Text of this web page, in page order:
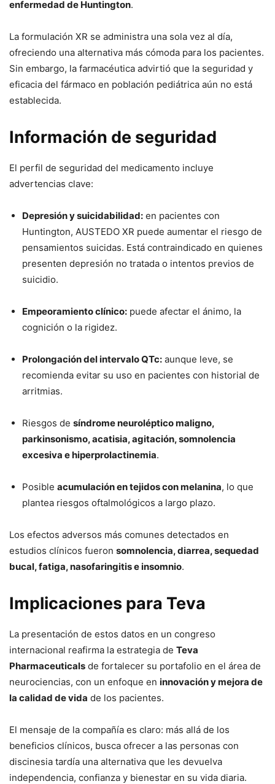
enfermedad de Huntington.
La formulación XR se administra una sola vez al día,
ofreciendo una alternativa más cómoda para los pacientes.
Sin embargo, la farmacéutica advirtió que la seguridad y
eficacia del fármaco en población pediátrica aún no está
establecida.
Información de seguridad
El perfil de seguridad del medicamento incluye
advertencias clave:
Depresión y suicidabilidad: en pacientes con
Huntington, AUSTEDO XR puede aumentar el riesgo de
pensamientos suicidas. Está contraindicado en quienes
presenten depresión no tratada o intentos previos de
suicidio.
Empeoramiento clínico: puede afectar el ánimo, la
cognición o la rigidez.
Prolongación del intervalo QTc: aunque leve, se
recomienda evitar su uso en pacientes con historial de
arritmias.
Riesgos de síndrome neuroléptico maligno,
parkinsonismo, acatisia, agitación, somnolencia
excesiva e hiperprolactinemia.
Posible acumulación en tejidos con melanina, lo que
plantea riesgos oftalmológicos a largo plazo.
Los efectos adversos más comunes detectados en
estudios clínicos fueron somnolencia, diarrea, sequedad
bucal, fatiga, nasofaringitis e insomnio.
Implicaciones para Teva
La presentación de estos datos en un congreso
internacional reafirma la estrategia de Teva
Pharmaceuticals de fortalecer su portafolio en el área de
neurociencias, con un enfoque en innovación y mejora de
la calidad de vida de los pacientes.
El mensaje de la compañía es claro: más allá de los
beneficios clínicos, busca ofrecer a las personas con
discinesia tardía una alternativa que les devuelva
independencia, confianza y bienestar en su vida diaria.